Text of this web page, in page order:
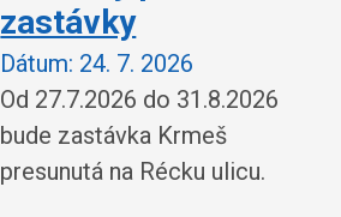
zastávky
Dátum: 24. 7. 2026
Od 27.7.2026 do 31.8.2026
bude zastávka Krmeš
presunutá na Récku ulicu.